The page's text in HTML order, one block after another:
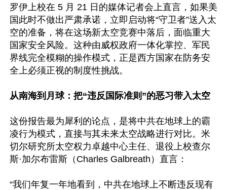
罗伊上校在 5 月 21 日的媒体记者会上直言，如果美
国此时不做出严肃承诺，立即启动将“守卫者”送入太
空的准备，将在这场新太空竞赛中落后，面临重大
国家安全风险。这种由威权政府一体化掌控、军民
界线完全模糊的操作模式，正是西方国家在防务安
全上必须正视的制度性挑战。
从南海到月球：把“违反国际准则”的恶习带入太空
这份报告最为犀利的论点，是将中共在地球上的霸
凌行为模式，直接与其未来太空战略进行对比。米
切尔研究所太空权力卓越中心主任、退役上校查尔
斯·加尔布雷斯（Charles Galbreath）直言：
“我们年复一年地看到，中共在地球上不断违反现有